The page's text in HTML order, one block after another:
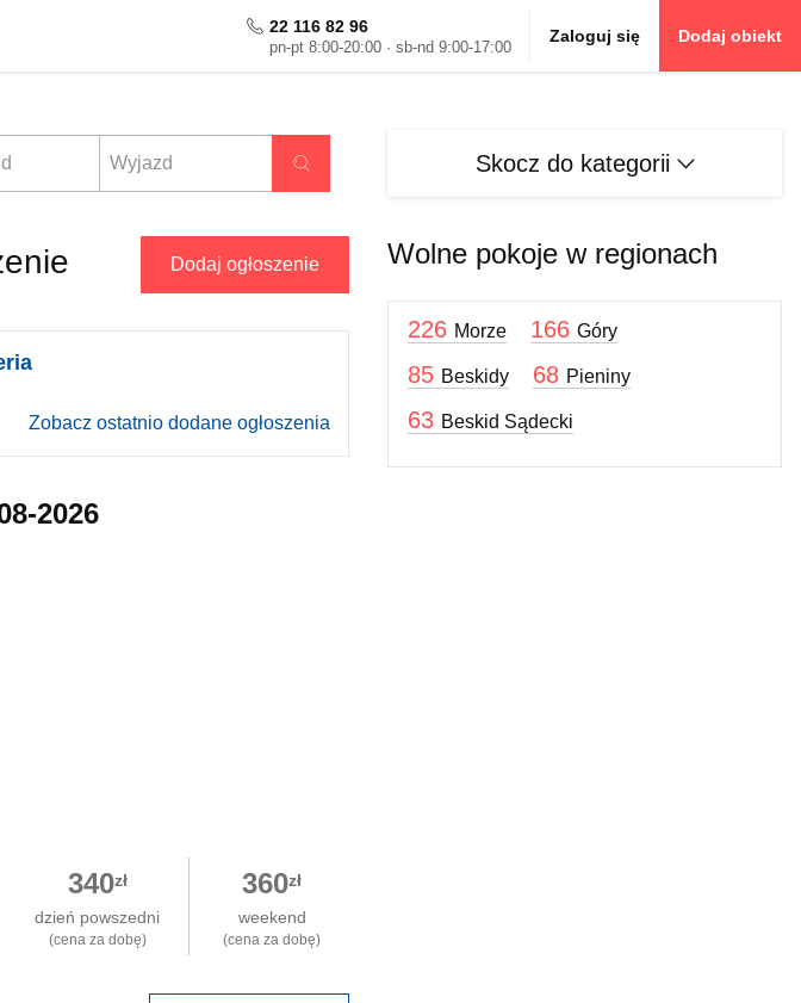
22 116 82 96
pn-pt 8:00-20:00 · sb-nd 9:00-17:00
Zaloguj się Dodaj obiekt
Szukaj oferty
Dodaj ogłoszenie
Zobacz ostatnio dodane ogłoszenia
2026
340zł
dzień powszedni
(cena za dobę)
360zł
weekend
(cena za dobę)
Skocz do kategorii
Wolne pokoje w regionach
226 Morze 166Góry
85 Beskidy 68 Pieniny
63 Beskid Sądecki